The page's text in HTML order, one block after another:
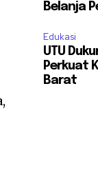
Belanja
Edukasi
UTU
Perkuat
Barat